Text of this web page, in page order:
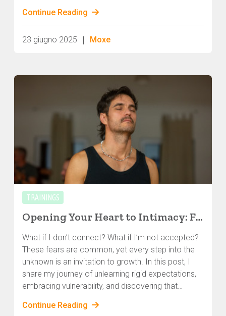
Continue Reading
23 giugno 2025 | Moxe
TRAININGS
Opening Your Heart to Intimacy: From Fear to Connection
What if I don’t connect? What if I’m not accepted?
These fears are common, yet every step into the
unknown is an invitation to growth. In this post, I
share my journey of unlearning rigid expectations,
embracing vulnerability, and discovering that
connection. If you’ve ever felt the tension between
Continue Reading